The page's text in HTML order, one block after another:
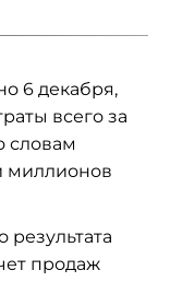
6 декабря,
всего за
словам
миллионов
результата
продаж